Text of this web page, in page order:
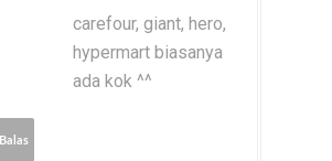
carefour, giant, hero,
hypermart biasanya
ada kok ^^
Balas